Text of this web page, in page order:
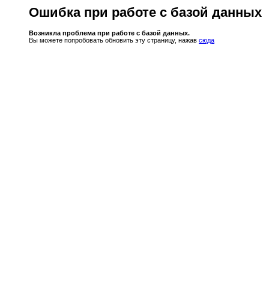
Ошибка при работе с базой данных
Возникла проблема при работе с базой данных.
Вы можете попробовать обновить эту страницу, нажав сюда